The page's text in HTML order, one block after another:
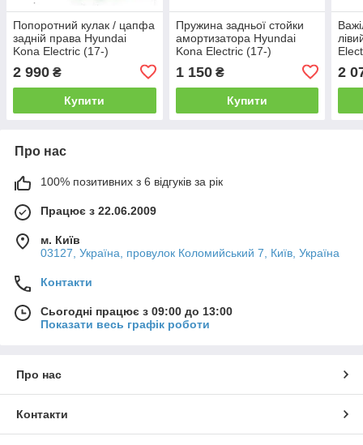
Попоротний кулак / цапфа
задній права Hyundai
Kona Electric (17-)
2 990 ₴
Купити
Пружина задньої стойки
амортизатора Hyundai
Kona Electric (17-)
1 150₴
Купити
2
Про нас
100% позитивних з 6 відгуків за рік
Працює з 22.06.2009
м. Київ
03127, Україна, провулок Коломийський 7, Київ, Україна
Контакти
Сьогодні працює з 09:00 до 13:00
Показати весь графік роботи
Про нас
Контакти